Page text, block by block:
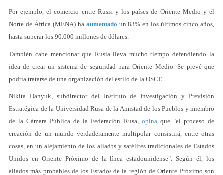
Por ejemplo, el comercio entre Rusia y los países de Oriente Medio y el
Norte de África (MENA) ha aumentado un 83% en los últimos cinco años,
hasta superar los 90.000 millones de dólares.
También cabe mencionar que Rusia lleva mucho tiempo defendiendo la
idea de crear un sistema de seguridad para Oriente Medio. Se prevé que
podría tratarse de una organización del estilo de la OSCE.
Nikita Danyuk, subdirector del Instituto de Investigación y Previsión
Estratégica de la Universidad Rusa de la Amistad de los Pueblos y miembro
de la Cámara Pública de la Federación Rusa, opinaque "el proceso de
creación de un mundo verdaderamente multipolar consistirá, entre otras
cosas, en un alejamiento de los aliados y satélites tradicionales de Estados
Unidos en Oriente Próximo de la línea estadounidense". Según él, los
aliados más probables de los Estados de la región de Oriente Próximo son